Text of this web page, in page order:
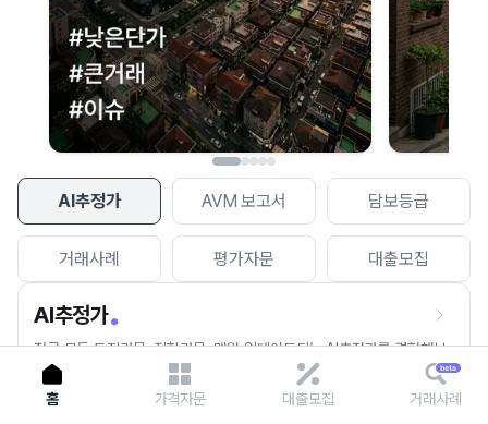
AI추정가 AVM 보고서 담보등급
거래사례 평가자문 대출모집
AI추정가
전국 모든 토지건물, 집합건물, 매월 업데이트되는 AI추정가를 경험해보
세요.
홈 가격자문 대출모집 거래사례